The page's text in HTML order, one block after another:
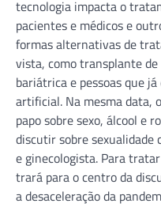
tecnologia impacta o
pacientes e médicos e
formas alternativas de
vista, como transplante
bariátrica e pessoas que
artificial. Na mesma data,
papo sobre sexo, álcool e
discutir sobre sexualidade
e ginecologista. Para
trará para o centro da
a desaceleração da